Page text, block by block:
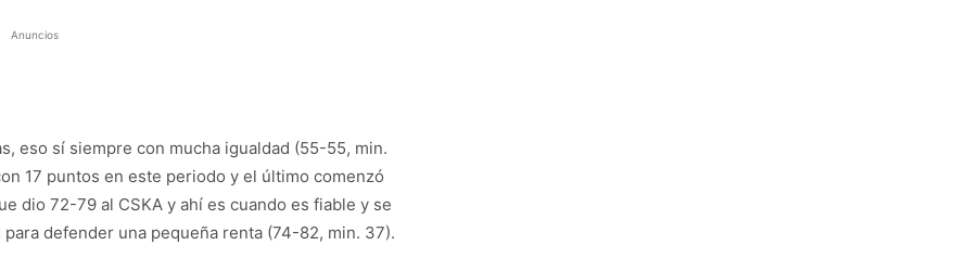
Anuncios
eso sí siempre con mucha igualdad (55-55, min.
17 puntos en este periodo y el último comenzó
dio 72-79 al CSKA y ahí es cuando es fiable y se
defender una pequeña renta (74-82, min. 37).